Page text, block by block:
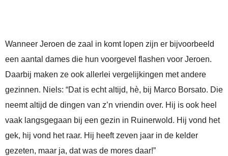
Wanneer Jeroen de zaal in komt lopen zijn er bijvoorbeeld
een aantal dames die hun voorgevel flashen voor Jeroen.
Daarbij maken ze ook allerlei vergelijkingen met andere
gezinnen. Niels: “Dat is echt altijd, hè, bij Marco Borsato. Die
neemt altijd de dingen van z’n vriendin over. Hij is ook heel
vaak langsgegaan bij een gezin in Ruinerwold. Hij vond het
gek, hij vond het raar. Hij heeft zeven jaar in de kelder
gezeten, maar ja, dat was de mores daar!”